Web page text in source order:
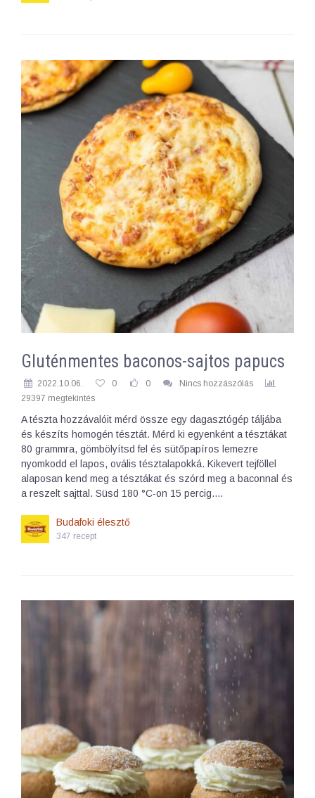
Gluténmentes baconos-sajtos papucs
2022.10.06. 0 0
Nincs hozzászólás
29397 megtekintés
A tészta hozzávalóit mérd össze egy dagasztógép táljába
és készíts homogén tésztát. Mérd ki egyenként a tésztákat
80 grammra, gömbölyítsd fel és sütőpapíros lemezre
nyomkodd el lapos, ovális tésztalapokká. Kikevert tejföllel
alaposan kend meg a tésztákat és szórd meg a baconnal és
a reszelt sajttal. Süsd 180 °C-on 15 percig.…
Budafoki élesztő
347 recept